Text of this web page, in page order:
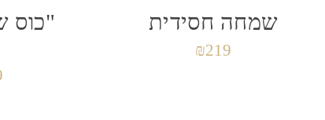
שמחה חסידית
₪219
"כוס